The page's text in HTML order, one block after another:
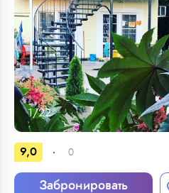
1/22
9,0 0
Забронировать